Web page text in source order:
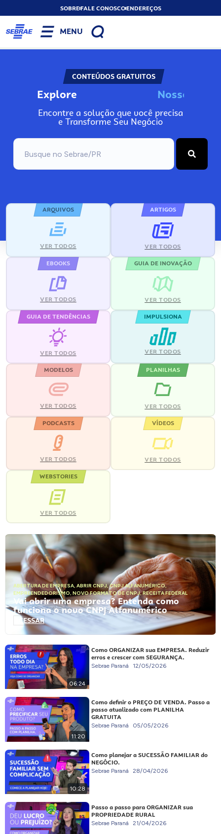
SOBREFALE CONOSCOENDEREÇOS
MENU
CONTEÚDOS GRATUITOS
Explore No
Encontre a solução que você precisa
e Transforme Seu Negócio
ARQUIVOS
VER TODOS
ARTIGOS
VER TODOS
EBOOKS
VER TODOS
GUIA DE INOVAÇÃO
VER TODOS
GUIA DE TENDÊNCIAS
VER TODOS
IMPULSIONA
VER TODOS
MODELOS
VER TODOS
PLANILHAS
VER TODOS
PODCASTS
VER TODOS
VÍDEOS
VER TODOS
WEBSTORIES
VER TODOS
ABERTURA DE EMPRESA, ABRIR CNPJ,CNPJ ALFANUMÉRICO,
EMPREENDEDORISMO, NOVO FORMATO DE CNPJ,RECEITA FEDERAL
Vai abrir uma empresa? Entenda como
funciona o novo CNPJ Alfanumérico
ACESSAR
06:24
Como ORGANIZAR sua EMPRESA. Reduzir
erros e crescer com SEGURANÇA.
Sebrae Paraná 12/05/2026
11:20
Como definir o PREÇO DE VENDA. Passo a
passo atualizado com PLANILHA
GRATUITA
Sebrae Paraná 05/05/2026
10:28
Como planejar a SUCESSÃO FAMILIAR do
NEGÓCIO.
Sebrae Paraná 28/04/2026
Passo a passo para ORGANIZAR sua
PROPRIEDADE RURAL
Sebrae Paraná 21/04/2026